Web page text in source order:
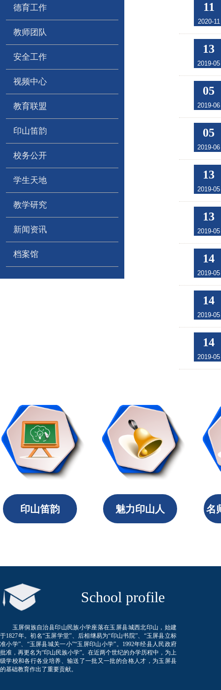
德育工作
教师团队
安全工作
视频中心
教育联盟
印山笛韵
校务公开
学生天地
教学研究
新闻资讯
档案馆
11
2020-11
13
2019-05
05
2019-06
05
2019-06
13
2019-05
13
2019-05
14
2019-05
14
2019-05
14
2019-05
印山笛韵 名
魅力印山人
​ School profile
玉屏侗族自治县印山民族小学座落在玉屏县城西北印山，始建
于1827年。初名“玉屏学堂”、后相继易为“印山书院”、“玉屏县立标
准小学”、“玉屏县城关一小”“玉屏印山小学”。1992年经县人民政府
批准，再更名为“印山民族小学”。在近两个世纪的办学历程中，为上
级学校和各行各业培养、输送了一批又一批的合格人才，为玉屏县
的基础教育作出了重要贡献。